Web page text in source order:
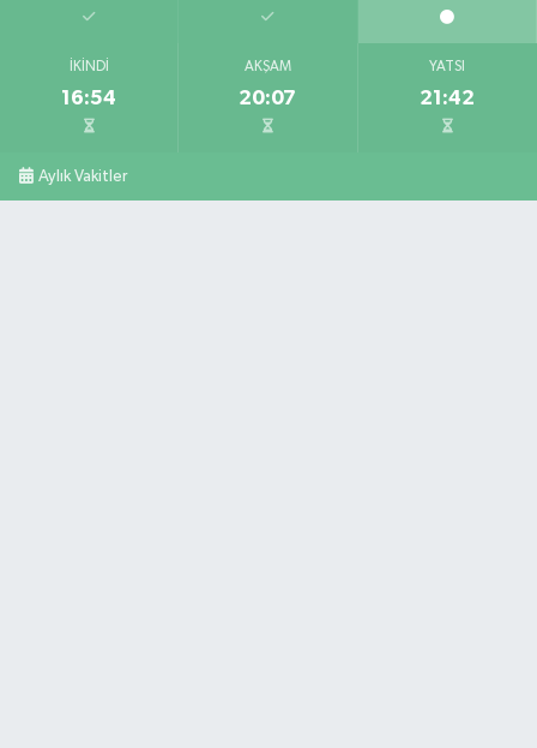
İKINDI
16:54
AKŞAM
20:07
YATSI
21:42
Aylık Vakitler